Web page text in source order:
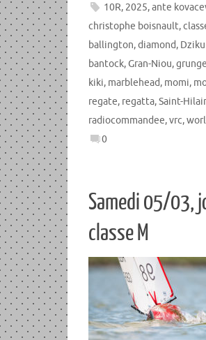
10R, 2025,ante
christophe boisnault,
ballington,diamond,
bantock,Gran-Niou,grunge
kiki, marblehead, momi,
regate, regatta,Saint-
radiocommandee,vrc,
0
Samedi 05/03,
classe M